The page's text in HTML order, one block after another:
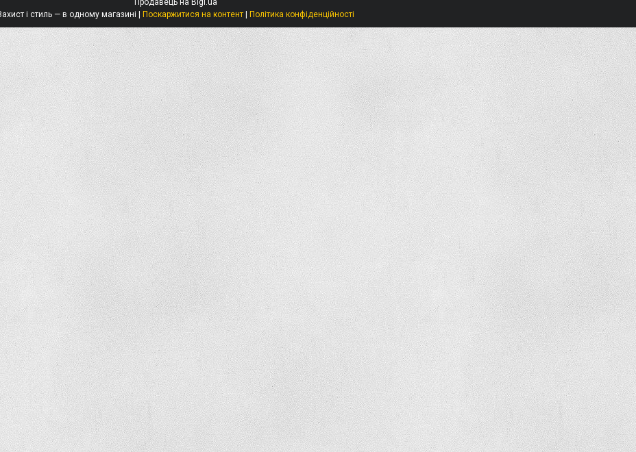
Продавець на Bigl.ua
Поскаржитися на контент Політика конфіденційності